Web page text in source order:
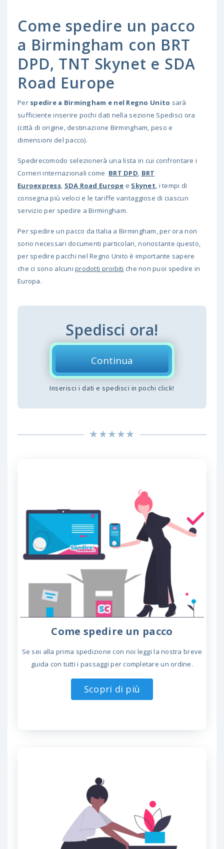
Come spedire un pacco
a Birmingham con BRT
DPD, TNT Skynet e SDA
Road Europe
Per spedire a Birmingham e nel Regno Unito sarà
sufficiente inserire pochi dati nella sezione Spedisci ora
(città di origine, destinazione Birmingham, peso e
dimensioni del pacco).
Spedirecomodo selezionerà una lista in cui confrontare i
Corrieri internazionali come BRT DPD, BRT
Euroexpress, SDA Road Europe e Skynet, i tempi di
consegna più veloci e le tariffe vantaggiose di ciascun
servizio per spedire a Birmingham.
Per spedire un pacco da Italia a Birmingham, per ora non
sono necessari documenti particolari, nonostante questo,
per spedire pacchi nel Regno Unito è importante sapere
che ci sono alcuniprodotti proibiti che non puoi spedire in
Europa.
Spedisci ora!
Continua
Inserisci i dati e spedisci in pochi click!
Come spedire un pacco
Se sei alla prima spedizione con noi leggi la nostra breve
guida con tutti i passaggi per completare un ordine.
Scopri di più